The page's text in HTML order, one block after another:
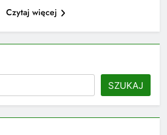
Czytaj więcej
SZUKAJ